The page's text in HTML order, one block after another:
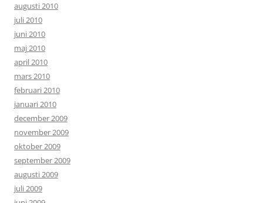
augusti 2010
juli 2010
juni 2010
maj 2010
april 2010
mars 2010
februari 2010
januari 2010
december 2009
november 2009
oktober 2009
september 2009
augusti 2009
juli 2009